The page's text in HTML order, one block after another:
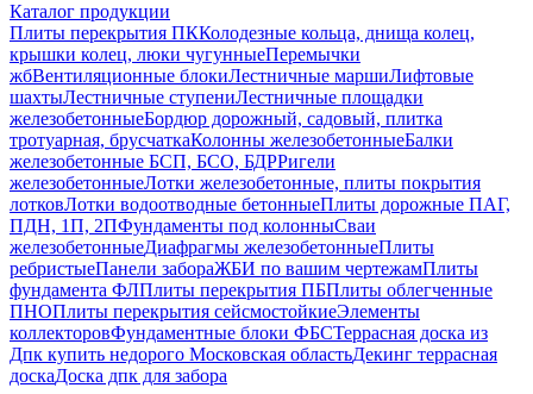
Каталог продукции
Плиты перекрытия ПККолодезные кольца, днища колец,
крышки колец, люки чугунныеПеремычки
жбВентиляционные блокиЛестничные маршиЛифтовые
шахтыЛестничные ступениЛестничные площадки
железобетонныеБордюр дорожный, садовый, плитка
тротуарная, брусчаткаКолонны железобетонныеБалки
железобетонные БСП, БСО, БДРРигели
железобетонныеЛотки железобетонные, плиты покрытия
лотковЛотки водоотводные бетонныеПлиты дорожные ПАГ,
ПДН, 1П, 2ПФундаменты под колонныСваи
железобетонныеДиафрагмы железобетонныеПлиты
ребристыеПанели забораЖБИ по вашим чертежамПлиты
фундамента ФЛПлиты перекрытия ПБПлиты облегченные
ПНОПлиты перекрытия сейсмостойкиеЭлементы
коллекторовФундаментные блоки ФБСТеррасная доска из
Дпк купить недорого Московская областьДекинг террасная
доскаДоска дпк для забора